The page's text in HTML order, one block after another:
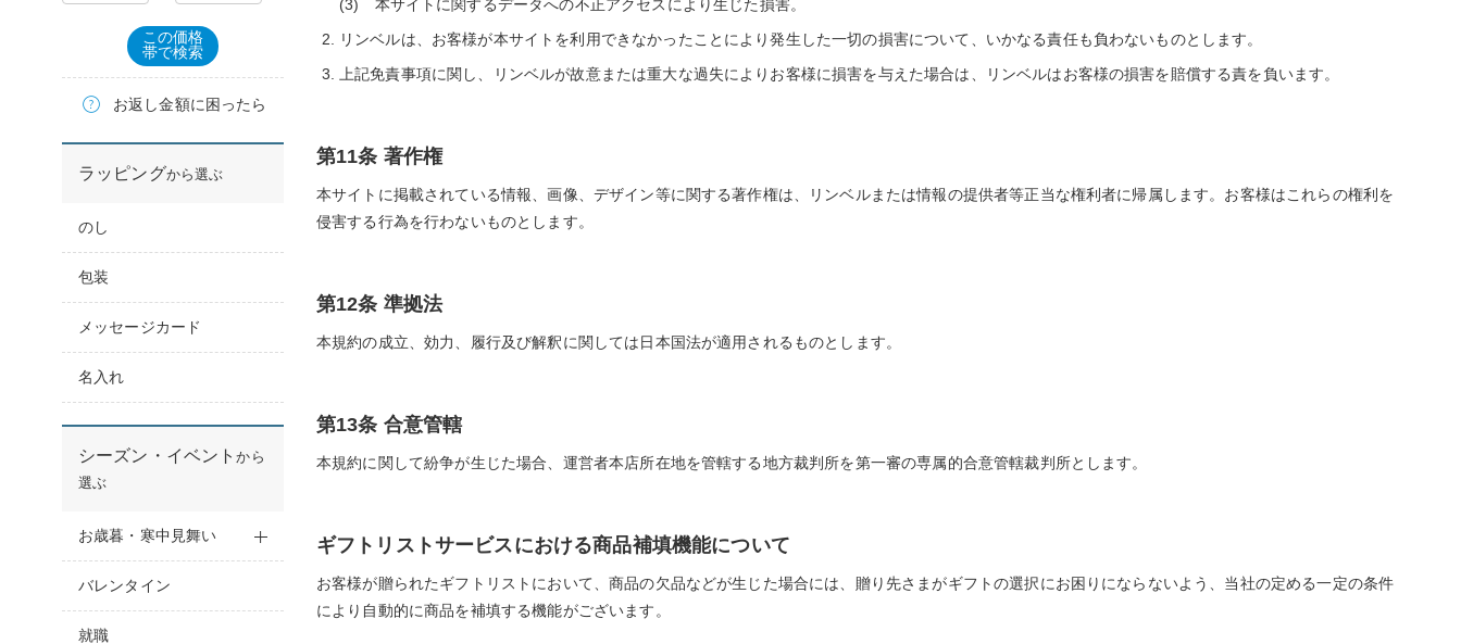
この価格
帯で検索
お返し金額に困ったら
ラッピングから選ぶ
のし
包装
メッセージカード
名入れ
シーズン・イベントから
選ぶ
お歳暮・寒中見舞い
バレンタイン
就職
本サイトに関するデータへの不正アクセスにより生じた損害。
リンベルは、お客様が本サイトを利用できなかったことにより発生した一切の損害について、いかなる責任も負わないものとします。
上記免責事項に関し、リンベルが故意または重大な過失によりお客様に損害を与えた場合は、リンベルはお客様の損害を賠償する責を負います。
第11条 著作権
本サイトに掲載されている情報、画像、デザイン等に関する著作権は、リンベルまたは情報の提供者等正当な権利者に帰属します。お客様はこれらの権利を
侵害する行為を行わないものとします。
第12条 準拠法
本規約の成立、効力、履行及び解釈に関しては日本国法が適用されるものとします。
第13条 合意管轄
本規約に関して紛争が生じた場合、運営者本店所在地を管轄する地方裁判所を第一審の専属的合意管轄裁判所とします。
ギフトリストサービスにおける商品補填機能について
お客様が贈られたギフトリストにおいて、商品の欠品などが生じた場合には、贈り先さまがギフトの選択にお困りにならないよう、当社の定める一定の条件
により自動的に商品を補填する機能がございます。